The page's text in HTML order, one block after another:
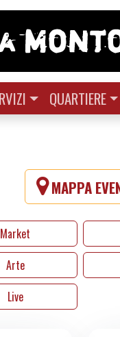
QUARTIERE
MAPPA
Market
Arte
Live